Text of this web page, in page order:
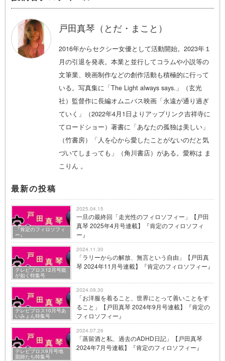
戸田真琴（とだ・まこと）
2016年からセクシー女優として活動開始。2023年１
月の引退を発表。本業と並行してコラムや小説等の
文筆業、映画制作などの創作活動も積極的に行って
いる。写真集に「The Light always says.」（玄光
社）監督作に長編オムニバス映画「永遠が通り過ぎ
ていく」（2022年4月1日よりアップリンク吉祥寺に
てロードショー）著書に「あなたの孤独は美しい」
（竹書房）「人を心から愛したことがないのだと気
づいてしまっても」（角川書店）がある。愛称は ま
こりん 。
最新の投稿
『肯定のフィロソフィ
ー』
2025.04.15
一旦の最終回「走光性のフィロソフィー」【戸田
真琴 2025年4月号連載】『肯定のフィロソフィ
ー』
テレビブロス12月号龍
が如く特集号
2024.11.30
「ラリーからの解放、無言という自由」【戸田真
琴 2024年11月号連載】『肯定のフィロソフィー』
テレビブロス10月号あ
いみょん特集号
2024.09.30
「お洋服を着ること、世界にとって善いことをす
ること」【戸田真琴 2024年9月号連載】『肯定の
フィロソフィー』
テレビブロス9月号地
面師たち特集号
2024.07.26
「蒸留酒と私、過去のADHD日記」【戸田真琴
2024年7月号連載】『肯定のフィロソフィー』